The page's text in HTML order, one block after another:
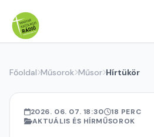
Főoldal Műsorok Műsor Hírtükör
2026. 06. 07. 18:30
18 PERC
AKTUÁLIS ÉS HÍRMŰSOROK